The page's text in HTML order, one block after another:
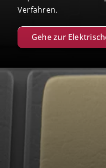
Verfahren.
Gehe zur